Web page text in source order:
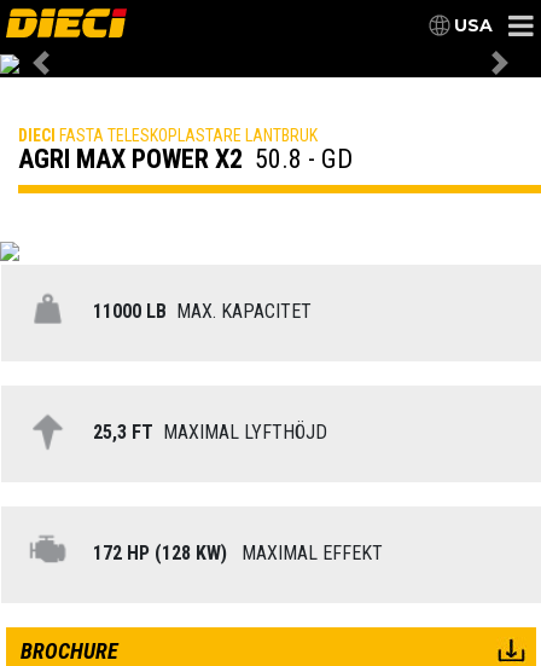
USA
Previous
DIECI FASTA TELESKOPLASTARE LANTBRUK
AGRI MAX POWER X2 50.8 - GD
11000 LB MAX. KAPACITET
25,3 FT MAXIMAL LYFTHÖJD
172 HP (128 KW) MAXIMAL EFFEKT
BROCHURE